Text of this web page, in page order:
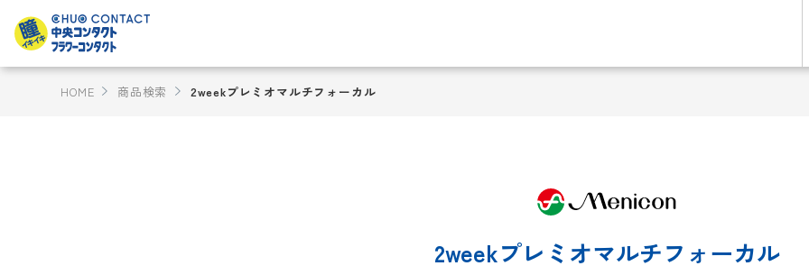
HOME 商品検索 2weekプレミオマルチフォーカル
2weekプレミオマルチフォーカル